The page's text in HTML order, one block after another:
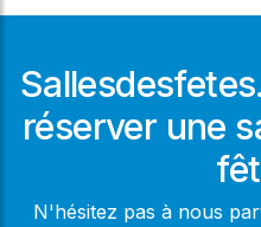
réserver une
N'hésitez pas à nous